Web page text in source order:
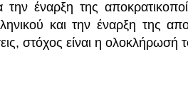
την έναρξη της
και την έναρξη της
στόχος είναι η ολοκλήρωσή